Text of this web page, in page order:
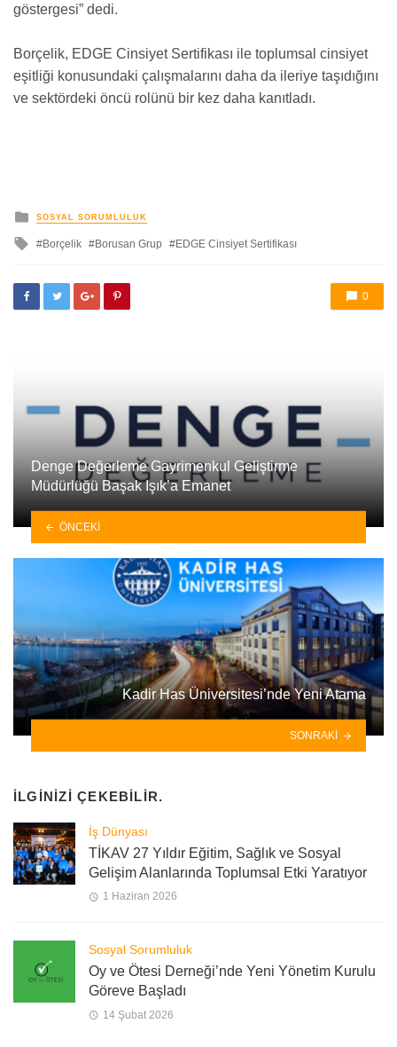
göstergesi” dedi.
Borçelik, EDGE Cinsiyet Sertifikası ile toplumsal cinsiyet
eşitliği konusundaki çalışmalarını daha da ileriye taşıdığını
ve sektördeki öncü rolünü bir kez daha kanıtladı.
yayınlanan
SOSYAL SORUMLULUK
ileBorçelik Borusan Grup EDGE Cinsiyet Sertifikası
0
Denge Değerleme Gayrimenkul Geliştirme
Müdürlüğü Başak Işık’a Emanet
ÖNCEKI
Kadir Has Üniversitesi’nde Yeni Atama
SONRAKI
İLGINIZI ÇEKEBILIR.
İş Dünyası
TİKAV 27 Yıldır Eğitim, Sağlık ve Sosyal
Gelişim Alanlarında Toplumsal Etki Yaratıyor
1 Haziran 2026
Sosyal Sorumluluk
Oy ve Ötesi Derneği’nde Yeni Yönetim Kurulu
Göreve Başladı
14 Şubat 2026